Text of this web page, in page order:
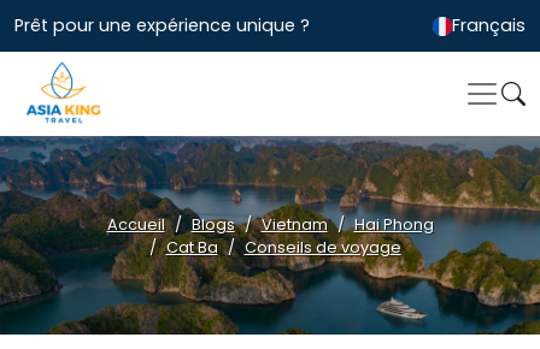
Prêt pour une expérience unique ? Français
Accueil Blogs Vietnam
Hai Phong
Cat Ba
Conseils de voyage